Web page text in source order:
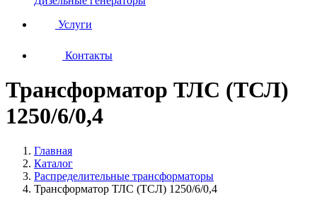
Услуги
Контакты
Трансформатор ТЛС (ТСЛ)
1250/6/0,4
Главная
Каталог
Распределительные трансформаторы
Трансформатор ТЛС (ТСЛ) 1250/6/0,4